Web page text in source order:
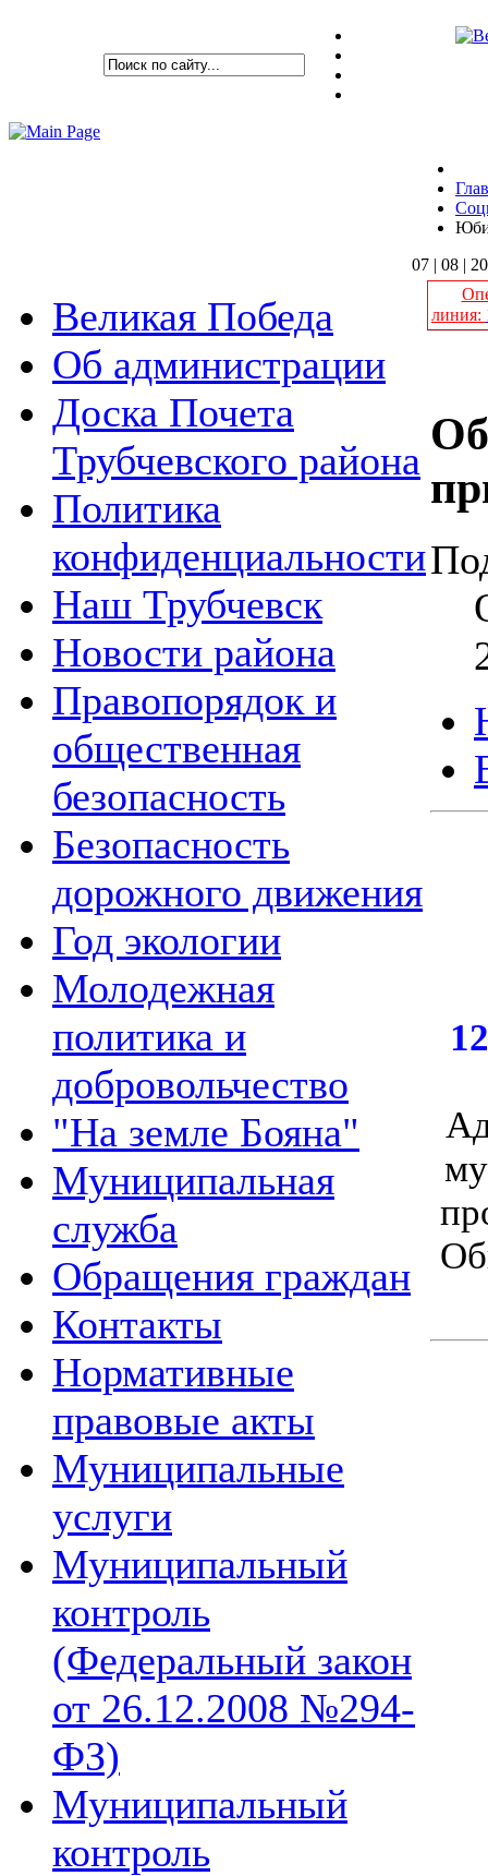
07 | 08 |
Великая Победа
Об администрации
Доска Почета
Трубчевского района
Политика
конфиденциальности
Наш Трубчевск
Новости района
Правопорядок и
общественная
безопасность
Безопасность
дорожного движения
Год экологии
Молодежная
политика и
добровольчество
"На земле Бояна"
Муниципальная
служба
Обращения граждан
Контакты
Нормативные
правовые акты
Муниципальные
услуги
Муниципальный
контроль
(Федеральный закон
от 26.12.2008 №294-
ФЗ)
Муниципальный
контроль
линия: